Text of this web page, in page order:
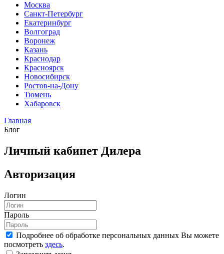
Москва
Санкт-Петербург
Екатеринбург
Волгоград
Воронеж
Казань
Краснодар
Красноярск
Новосибирск
Ростов-на-Дону
Тюмень
Хабаровск
Главная
Блог
Личный кабинет Дилера
Авторизация
Логин
Пароль
Подробнее об обработке персональных данных Вы можете
посмотреть здесь.